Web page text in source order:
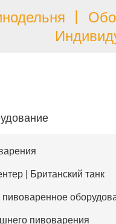
丨
| Британский танк
пивоварения